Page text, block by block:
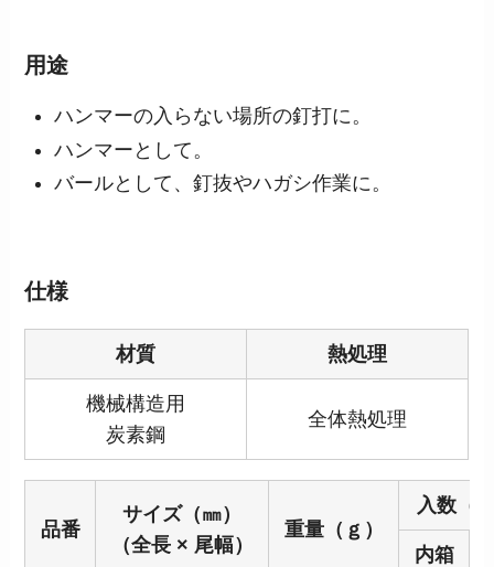
用途
ハンマーの入らない場所の釘打に。
ハンマーとして。
バールとして、釘抜やハガシ作業に。
仕様
材質 熱処理
機械構造用
炭素鋼
全体熱処理
品番
サイズ（㎜）
（全長 × 尾幅）
重量（ｇ）
入数（
内箱